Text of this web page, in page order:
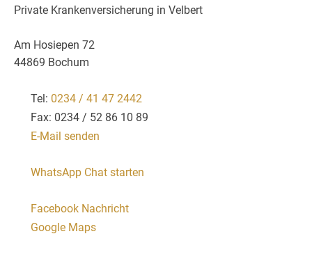
Private Krankenversicherung in Velbert
Am Hosiepen 72
44869 Bochum
Tel: 0234 / 41 47 2442
Fax: 0234 / 52 86 10 89
E-Mail senden
WhatsApp Chat starten
Facebook Nachricht
Google Maps